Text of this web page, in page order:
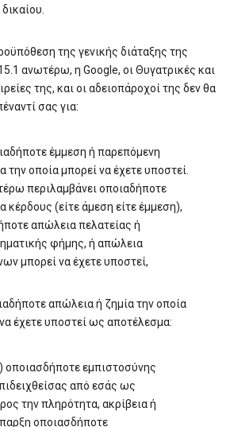
της γενικής διάταξης της
ανωτέρω, η Google, οι Θυγατρικές και
της, και οι αδειοπάροχοί της δεν θα
σας για:
έμμεση ή παρεπόμενη
την οποία μπορεί να έχετε υποστεί.
περιλαμβάνει οποιαδήποτε
κέρδους (είτε άμεση είτε έμμεση),
απώλεια πελατείας ή
φήμης, ή απώλεια
μπορεί να έχετε υποστεί,
απώλεια ή ζημία την οποία
έχετε υποστεί ως αποτέλεσμα:
οποιασδήποτε εμπιστοσύνης
από εσάς ως
την πληρότητα, ακρίβεια ή
οποιασδήποτε